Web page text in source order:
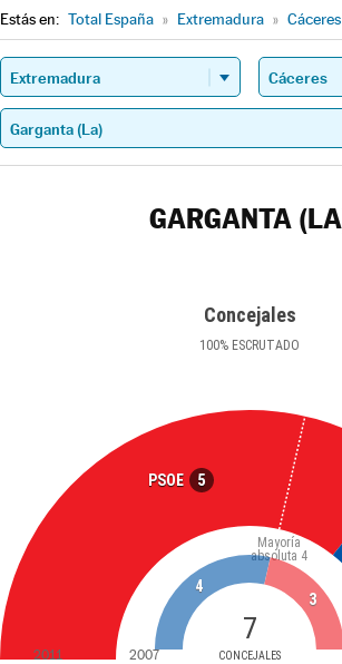
Estás en: Total España » Extremadura » Cáceres
GARGANTA
Concejales
100% ESCRUTADO
PSOE 5
7
CONCEJALES
Mayoría
absoluta 4
4
3
2011 2007